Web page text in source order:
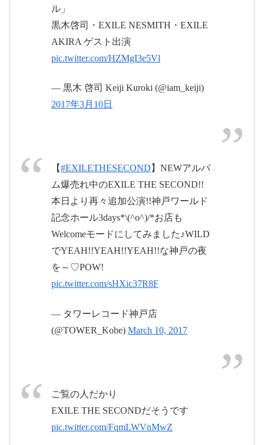
WILD WILD WARRIORS グッズ販売時
間、場所詳細 幕張公演 | EXILE mobile
幕張公演のページです。
pic.twitter.com/6h7nZrSztU
【4/22(土)、4/23(日)青森公演にて開催!】
THE RAMPAGE from EXILE TRIBE CD予
約ご購入者様対象スクラッチカード抽選会!
| EXILE TRIBE mobile
WILD WARRIORS 4/22(土)、4/23(日) のツアー会場に
し、バックステージでの記念撮...
m.tribe-m.jp
pic.twitter.com/WHuRAdNUNY
11月10日
#WWW0312神戸
2017年3月12日
#WWW0312神戸
2017年3月12日
#WWW0312神戸
月11日
2017
年3月11日
pic.twitter.com/gDDLZzxg4u
ル」
黒木啓司・EXILE NESMITH・EXILE
AKIRA ゲスト出演
pic.twitter.com/HZMgI3e5Vl
— 黒木 啓司 Keiji Kuroki (@iam_keiji)
2017年3月10日
【#EXILETHESECOND 】NEWアルバ
ム爆売れ中のEXILE THE SECOND!!
本日より再々追加公演!!神戸ワールド
記念ホール3days*\(^o^)/*お店も
Welcomeモードにしてみました♪WILD
でYEAH!!YEAH!!YEAH!!な神戸の夜
を～♡POW!
pic.twitter.com/sHXic37R8F
— タワーレコード神戸店
(@TOWER_Kobe) March 10, 2017
ご覧の人だかり
EXILE THE SECONDだそうです
pic.twitter.com/FqmLWVnMwZ